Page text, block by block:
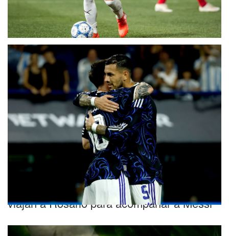
Independiente cayó de local con Platense,
que tuvo el reestreno de Martín Palermo
Paredes y otros jugadores de la Selección
viajan a Rosario para acompañar a Messi